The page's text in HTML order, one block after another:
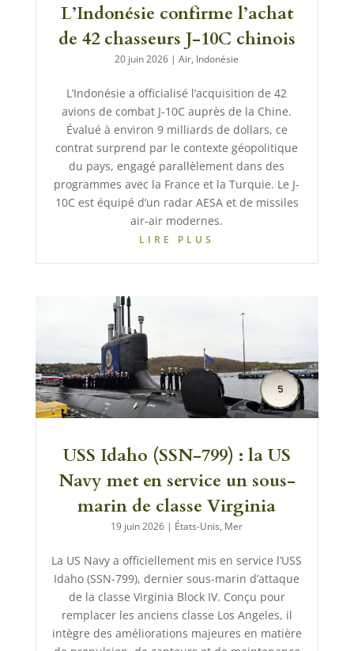
L’Indonésie confirme l’achat
de 42 chasseurs J-10C chinois
20 juin 2026 |Air, Indonésie
L’Indonésie a officialisé l’acquisition de 42
avions de combat J-10C auprès de la Chine.
Évalué à environ 9 milliards de dollars, ce
contrat surprend par le contexte géopolitique
du pays, engagé parallèlement dans des
programmes avec la France et la Turquie. Le J-
10C est équipé d’un radar AESA et de missiles
air-air modernes.
LIRE PLUS
USS Idaho (SSN-799) : la US
Navy met en service un sous-
marin de classe Virginia
19 juin 2026 | États-Unis, Mer
La US Navy a officiellement mis en service l’USS
Idaho (SSN-799), dernier sous-marin d’attaque
de la classe Virginia Block IV. Conçu pour
remplacer les anciens classe Los Angeles, il
intègre des améliorations majeures en matière